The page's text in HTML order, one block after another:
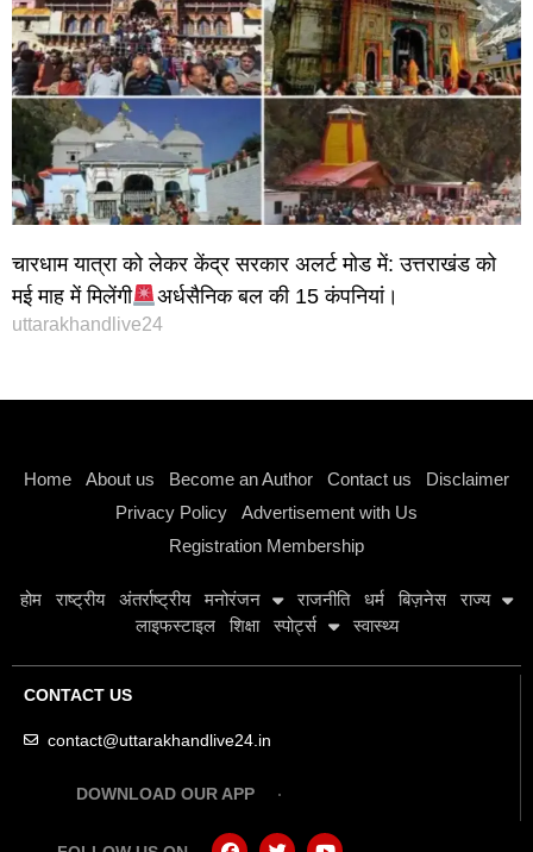
चारधाम यात्रा को लेकर केंद्र सरकार अलर्ट मोड में: उत्तराखंड को
मई माह में मिलेंगी
अर्धसैनिक बल की 15 कंपनियां।
uttarakhandlive24
Home About us Become an Author Contact us
Disclaimer
Privacy Policy
Advertisement with Us
Registration Membership
होम राष्ट्रीय अंतर्राष्ट्रीय मनोरंजन राजनीति धर्म बिज़नेस
राज्य
लाइफस्टाइल
शिक्षा स्पोर्ट्स स्वास्थ्य
CONTACT US
contact@uttarakhandlive24.in
DOWNLOAD OUR APP